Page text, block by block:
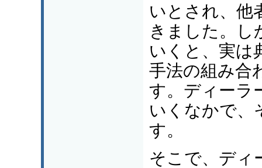
いとされ、他
きました。し
いくと、実は
手法の組み合
す。ディーラ
いくなかで、
す。
そこで、ディ